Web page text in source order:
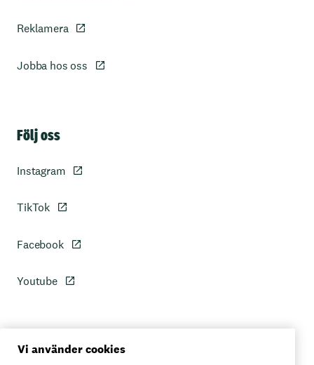
Reklamera
Jobba hos oss
Följ oss
Instagram
TikTok
Facebook
Youtube
Personuppgiftspolicy
Vi använder cookies